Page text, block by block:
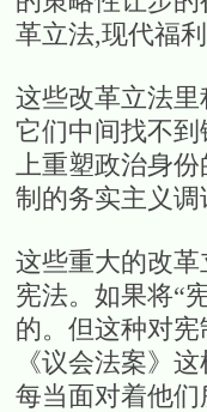
革立法,现代福
这些改革立法
它们中间找不
上重塑政治身
制的务实主义调
这些重大的改
宪法。如果将“
的。但这种对
《议会法案》
每当面对着他们